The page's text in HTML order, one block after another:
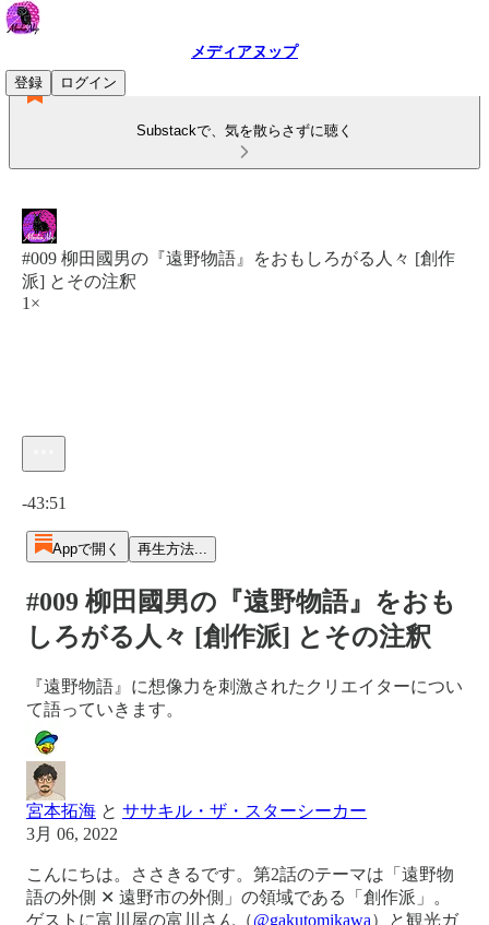
メディアヌップ
登録
ログイン
Substackで、気を散らさずに聴く
#009 柳田國男の『遠野物語』をおもしろがる人々 [創作
派] とその注釈
1×
-43:51
Appで開く 再生方法...
#009 柳田國男の『遠野物語』をおも
しろがる人々 [創作派] とその注釈
『遠野物語』に想像力を刺激されたクリエイターについ
て語っていきます。
宮本拓海 と ササキル・ザ・スターシーカー
3月 06, 2022
こんにちは。ささきるです。第2話のテーマは「遠野物
語の外側 ✕ 遠野市の外側」の領域である「創作派」。
ゲストに富川屋の富川さん（@gakutomikawa）と観光ガ